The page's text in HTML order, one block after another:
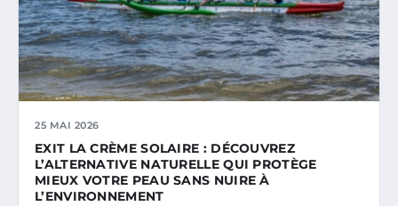
25 MAI 2026
EXIT LA CRÈME SOLAIRE : DÉCOUVREZ
L’ALTERNATIVE NATURELLE QUI PROTÈGE
MIEUX VOTRE PEAU SANS NUIRE À
L’ENVIRONNEMENT